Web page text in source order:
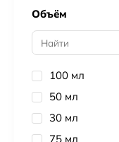
Givenchy
Lancome
Paco Rabanne
Versace
Gucci
Attar Collection
Объём
100 мл
50 мл
30 мл
75 мл